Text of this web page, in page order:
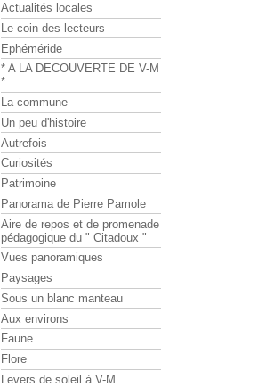
Actualités locales
Le coin des lecteurs
Ephéméride
* A LA DECOUVERTE DE V-M
*
La commune
Un peu d'histoire
Autrefois
Curiosités
Patrimoine
Panorama de Pierre Pamole
Aire de repos et de promenade
pédagogique du " Citadoux "
Vues panoramiques
Paysages
Sous un blanc manteau
Aux environs
Faune
Flore
Levers de soleil à V-M